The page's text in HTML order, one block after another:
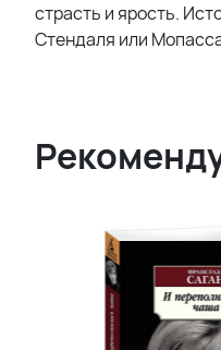
страсть и ярость.
Стендаля или